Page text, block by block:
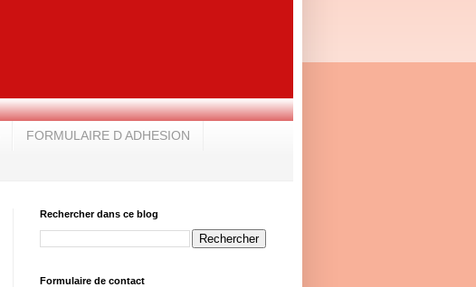
FORMULAIRE D ADHESION
Rechercher dans ce blog
Formulaire de contact